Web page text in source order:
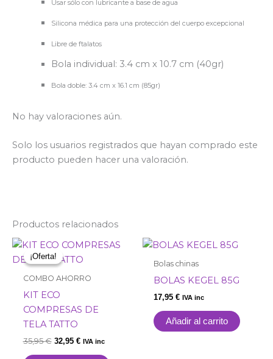
Usar sólo con lubricante a base de agua
Silicona médica para una protección del cuerpo excepcional
Libre de ftalatos
Bola individual: 3.4 cm x 10.7 cm (40gr)
Bola doble: 3.4 cm x 16.1 cm (85gr)
No hay valoraciones aún.
Solo los usuarios registrados que hayan comprado este
producto pueden hacer una valoración.
Productos relacionados
¡Oferta!
¡Oferta!
COMBO AHORRO
KIT ECO
COMPRESAS DE
TELA TATTO
35,95€
El
precio
original
35,95 €.
32,95 €
El
actual
32,95 €.
IVA inc
Bolas chinas
BOLAS KEGEL 85G
17,95 € IVA inc
Añadir al carrito